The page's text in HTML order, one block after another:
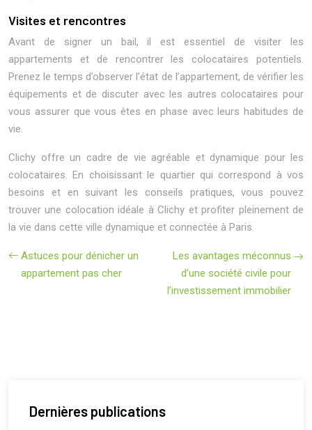
Visites et rencontres
Avant de signer un bail, il est essentiel de visiter les
appartements et de rencontrer les colocataires potentiels.
Prenez le temps d’observer l’état de l’appartement, de vérifier les
équipements et de discuter avec les autres colocataires pour
vous assurer que vous êtes en phase avec leurs habitudes de
vie.
Clichy offre un cadre de vie agréable et dynamique pour les
colocataires. En choisissant le quartier qui correspond à vos
besoins et en suivant les conseils pratiques, vous pouvez
trouver une colocation idéale à Clichy et profiter pleinement de
la vie dans cette ville dynamique et connectée à Paris.
Astuces pour dénicher un
appartement pas cher
Les avantages méconnus
d’une société civile pour
l’investissement immobilier
Dernières publications